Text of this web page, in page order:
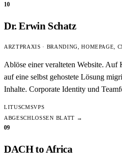
10
Dr. Erwin Schatz
ARZTPRAXIS · BRANDING, HOMEPAGE,
Ablöse einer veralteten Website.
auf eine selbst gehostete Lösung
Inhalte. Corporate Identity und
LITUSCMSVPS
ABGESCHLOSSEN BLATT →
09
DACH to Africa